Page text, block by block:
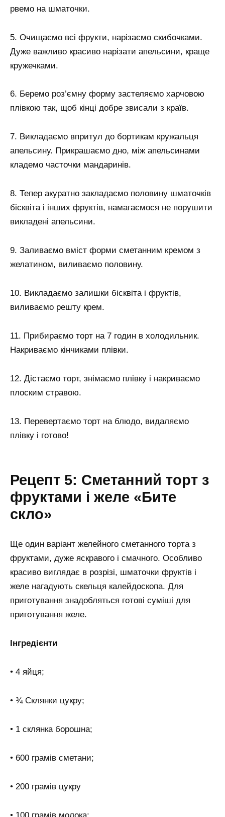
рвемо на шматочки.
5. Очищаємо всі фрукти, нарізаємо скибочками.
Дуже важливо красиво нарізати апельсини, краще
кружечками.
6. Беремо роз’ємну форму застеляємо харчовою
плівкою так, щоб кінці добре звисали з країв.
7. Викладаємо впритул до бортикам кружальця
апельсину. Прикрашаємо дно, між апельсинами
кладемо часточки мандаринів.
8. Тепер акуратно закладаємо половину шматочків
бісквіта і інших фруктів, намагаємося не порушити
викладені апельсини.
9. Заливаємо вміст форми сметанним кремом з
желатином, виливаємо половину.
10. Викладаємо залишки бісквіта і фруктів,
виливаємо решту крем.
11. Прибираємо торт на 7 годин в холодильник.
Накриваємо кінчиками плівки.
12. Дістаємо торт, знімаємо плівку і накриваємо
плоским стравою.
13. Перевертаємо торт на блюдо, видаляємо
плівку і готово!
Рецепт 5: Сметанний торт з
фруктами і желе «Бите
скло»
Ще один варіант желейного сметанного торта з
фруктами, дуже яскравого і смачного. Особливо
красиво виглядає в розрізі, шматочки фруктів і
желе нагадують скельця калейдоскопа. Для
приготування знадобляться готові суміші для
приготування желе.
Інгредієнти
• 4 яйця;
• ¾ Склянки цукру;
• 1 склянка борошна;
• 600 грамів сметани;
• 200 грамів цукру
• 100 грамів молока;